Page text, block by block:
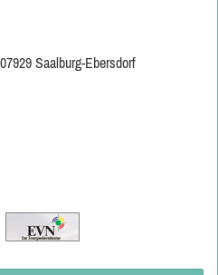
Saalburg-Ebersdorf